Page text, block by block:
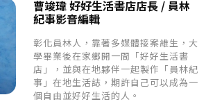
曹竣瑋 好好生活書店店長 / 員林
紀事影音編輯
彰化員林人，靠著多媒體接案維生，大
學畢業後在家鄉開一間「好好生活書
店」，並與在地夥伴一起製作「員林紀
事」在地生活誌，期許自己可以成為一
個自由並好好生活的人。